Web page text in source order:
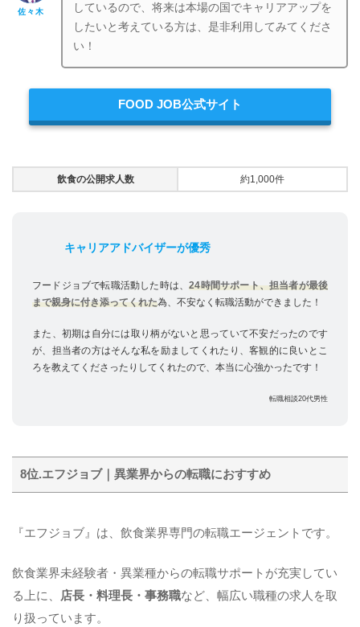
佐々木
しているので、将来は本場の国でキャリアアップを
したいと考えている方は、是非利用してみてくださ
い！
FOOD JOB公式サイト
飲食の公開求人数 約1,000件
キャリアアドバイザーが優秀
フードジョブで転職活動した時は、24時間サポート、担当者が最後
まで親身に付き添ってくれた為、不安なく転職活動ができました！
また、初期は自分には取り柄がないと思っていて不安だったのです
が、担当者の方はそんな私を励ましてくれたり、客観的に良いとこ
ろを教えてくださったりしてくれたので、本当に心強かったです！
転職相談20代男性
8位.エフジョブ｜異業界からの転職におすすめ
『エフジョブ』は、飲食業界専門の転職エージェントです。
飲食業界未経験者・異業種からの転職サポートが充実してい
る上に、 店長・料理長・事務職など、幅広い職種の求人を取
り扱っています。